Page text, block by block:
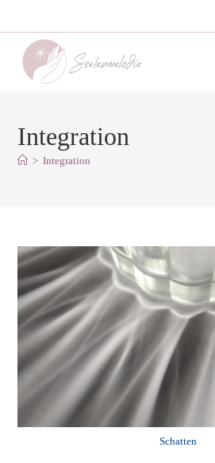
Inhalt
springen
Integration
> Integration
Schatten